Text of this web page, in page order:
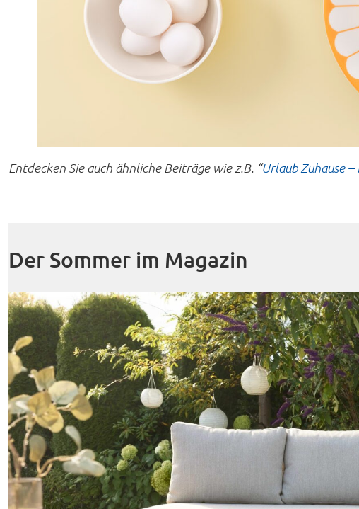
Entdecken Sie auch ähnliche Beiträge wie z.B. “Urlaub Zuhause
Der Sommer im Magazin